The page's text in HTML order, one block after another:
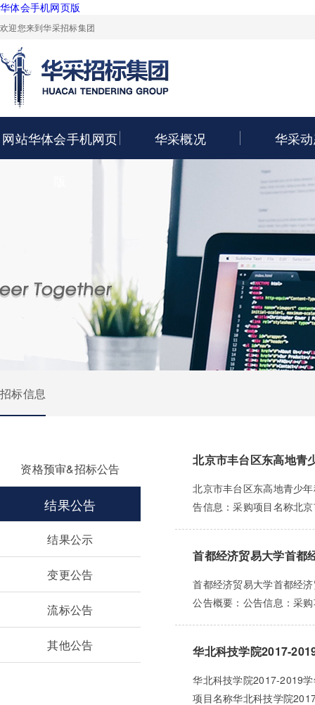
华体会手机网页版
欢迎您来到华采招标集团
网站华体会手机网页 华采概况 华采
招标信息
资格预审&招标公告
结果公告
结果公示
变更公告
流标公告
其他公告
北京市丰台区东高地青
北京市丰台区东高地青少
告信息：采购项目名称北
首都经济贸易大学首都
首都经济贸易大学首都经
公告概要：公告信息：采
华北科技学院2017-
华北科技学院2017-2019
项目名称华北科技学院